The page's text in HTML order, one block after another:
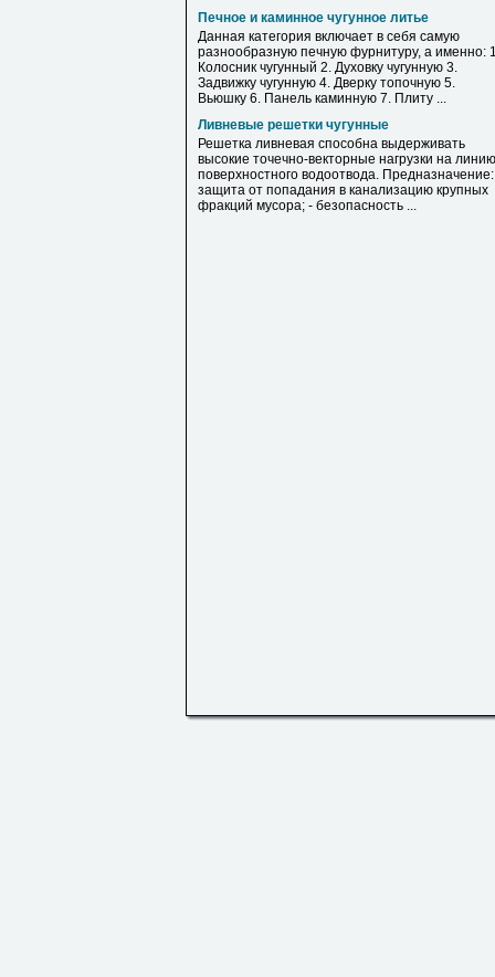
Печное и каминное чугунное литье
Данная категория включает в себя самую
разнообразную печную фурнитуру, а именно:
Колосник чугунный 2. Духовку чугунную 3.
Задвижку чугунную 4. Дверку топочную 5.
Вьюшку 6. Панель каминную 7. Плиту ...
Ливневые решетки чугунные
Решетка ливневая способна выдерживать
высокие точечно-векторные нагрузки на линию
поверхностного водоотвода.
защита от попадания в канализацию крупных
фракций мусора; - безопасность ...